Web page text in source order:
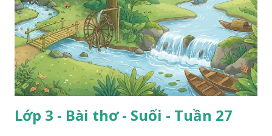
Lớp 3 - Bài thơ - Suối - Tuần 27